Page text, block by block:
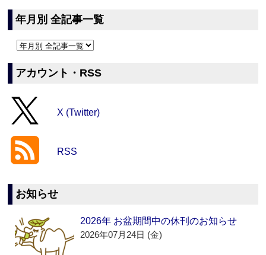
年月別 全記事一覧
アカウント・RSS
X (Twitter)
RSS
お知らせ
2026年 お盆期間中の休刊のお知らせ
2026年07月24日 (金)